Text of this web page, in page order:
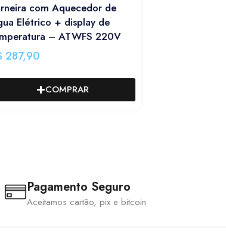
com Aquecedor de
Elétrico + display de
– ATWFS 220V
287,90
COMPRAR
Pagamento Seguro
Aceitamos cartão, pix e bitcoin